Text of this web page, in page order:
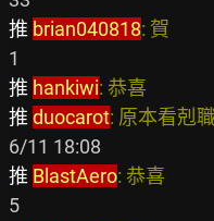
推 brian040818:
推 hankiwi:
推 duocarot: 原本
推 BlastAero: